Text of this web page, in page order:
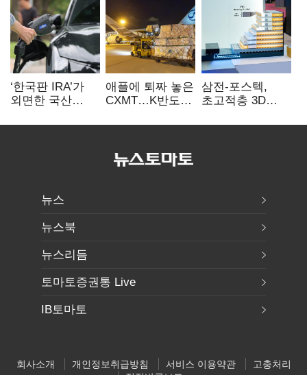
‘한국판 IRA’가
외면한 국산
실효성에 ‘의문’
애플에 퇴짜 놓은
CXMT…K반도체
삼전-포스텍,
초고적층 3D
성능·전력효율
뉴스
뉴스북
뉴스리듬
토마토증권통 Live
IB토마토
회사소개 개인정보취급방침 서비스 이용약관
고충처리